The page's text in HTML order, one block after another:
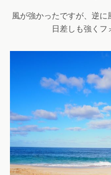
風が強かったですが、逆
日差しも強く